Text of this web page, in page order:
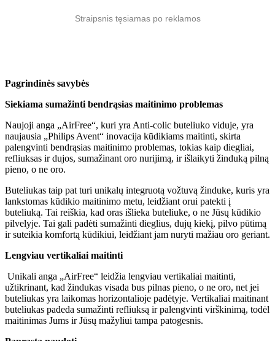
Straipsnis tęsiamas po reklamos
Pagrindinės savybės
Siekiama sumažinti bendrąsias maitinimo problemas
Naujoji anga „AirFree“, kuri yra Anti-colic buteliuko viduje, yra
naujausia „Philips Avent“ inovacija kūdikiams maitinti, skirta
palengvinti bendrąsias maitinimo problemas, tokias kaip diegliai,
refliuksas ir dujos, sumažinant oro nurijimą, ir išlaikyti žinduką pilną
pieno, o ne oro.
Buteliukas taip pat turi unikalų integruotą vožtuvą žinduke, kuris yra
lankstomas kūdikio maitinimo metu, leidžiant orui patekti į
buteliuką. Tai reiškia, kad oras išlieka buteliuke, o ne Jūsų kūdikio
pilvelyje. Tai gali padėti sumažinti dieglius, dujų kiekį, pilvo pūtimą
ir suteikia komfortą kūdikiui, leidžiant jam nuryti mažiau oro geriant.
Lengviau vertikaliai maitinti
Unikali anga „AirFree“ leidžia lengviau vertikaliai maitinti,
užtikrinant, kad žindukas visada bus pilnas pieno, o ne oro, net jei
buteliukas yra laikomas horizontalioje padėtyje. Vertikaliai maitinant
buteliukas padeda sumažinti refliuksą ir palengvinti virškinimą, todėl
maitinimas Jums ir Jūsų mažyliui tampa patogesnis.